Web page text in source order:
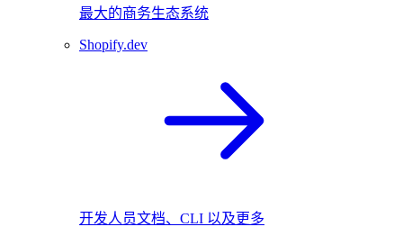
最大的商务生态系统
Shopify.dev
开发人员文档、CLI 以及更多